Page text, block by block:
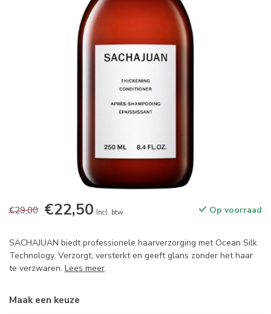
€29,00 €22,50 Incl. btw Op voorraad
SACHAJUAN biedt professionele haarverzorging met Ocean Silk
Technology. Verzorgt, versterkt en geeft glans zonder het haar
te verzwaren. Lees meer.
Maak een keuze